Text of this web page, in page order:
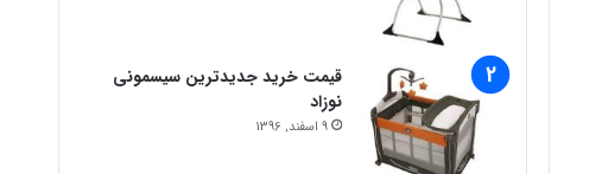
قیمت خرید جدیدترین سیسمونی
نوزاد
9 اسفند, 1396